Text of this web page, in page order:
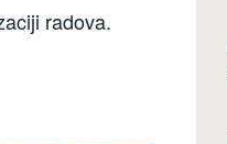
radova.